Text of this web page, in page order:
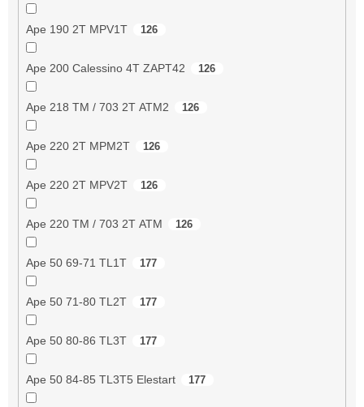
Ape 190 2T MPV1T 126
Ape 200 Calessino 4T ZAPT42 126
Ape 218 TM / 703 2T ATM2 126
Ape 220 2T MPM2T 126
Ape 220 2T MPV2T 126
Ape 220 TM / 703 2T ATM 126
Ape 50 69-71 TL1T 177
Ape 50 71-80 TL2T 177
Ape 50 80-86 TL3T 177
Ape 50 84-85 TL3T5 Elestart 177